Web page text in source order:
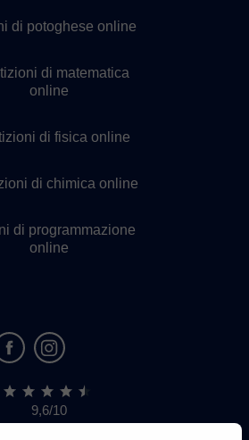
di potoghese online
di matematica
online
di fisica online
di chimica online
di programmazione
online
9,6/10
1.339.284